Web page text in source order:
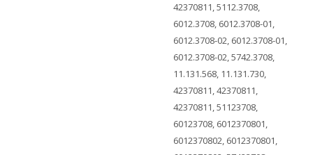
42370811, 5112.3708,
6012.3708, 6012.3708-01,
6012.3708-02, 6012.3708-01,
6012.3708-02, 5742.3708,
11.131.568, 11.131.730,
42370811, 42370811,
42370811, 51123708,
60123708, 6012370801,
6012370802, 6012370801,